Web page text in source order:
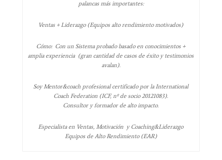
palancas más importantes:
Ventas + Liderazgo (Equipos alto rendimiento motivados)
Cómo: Con un Sistema probado basado en conocimientos +
amplia experiencia (gran cantidad de casos de éxito y testimonios
avalan).
Soy Mentor&coach profesional certificado por la International
Coach Federation (ICF, nº de socio 20121083).
Consultor y formador de alto impacto.
Especialista en Ventas, Motivación y Coaching&Liderazgo
Equipos de Alto Rendimiento (EAR)